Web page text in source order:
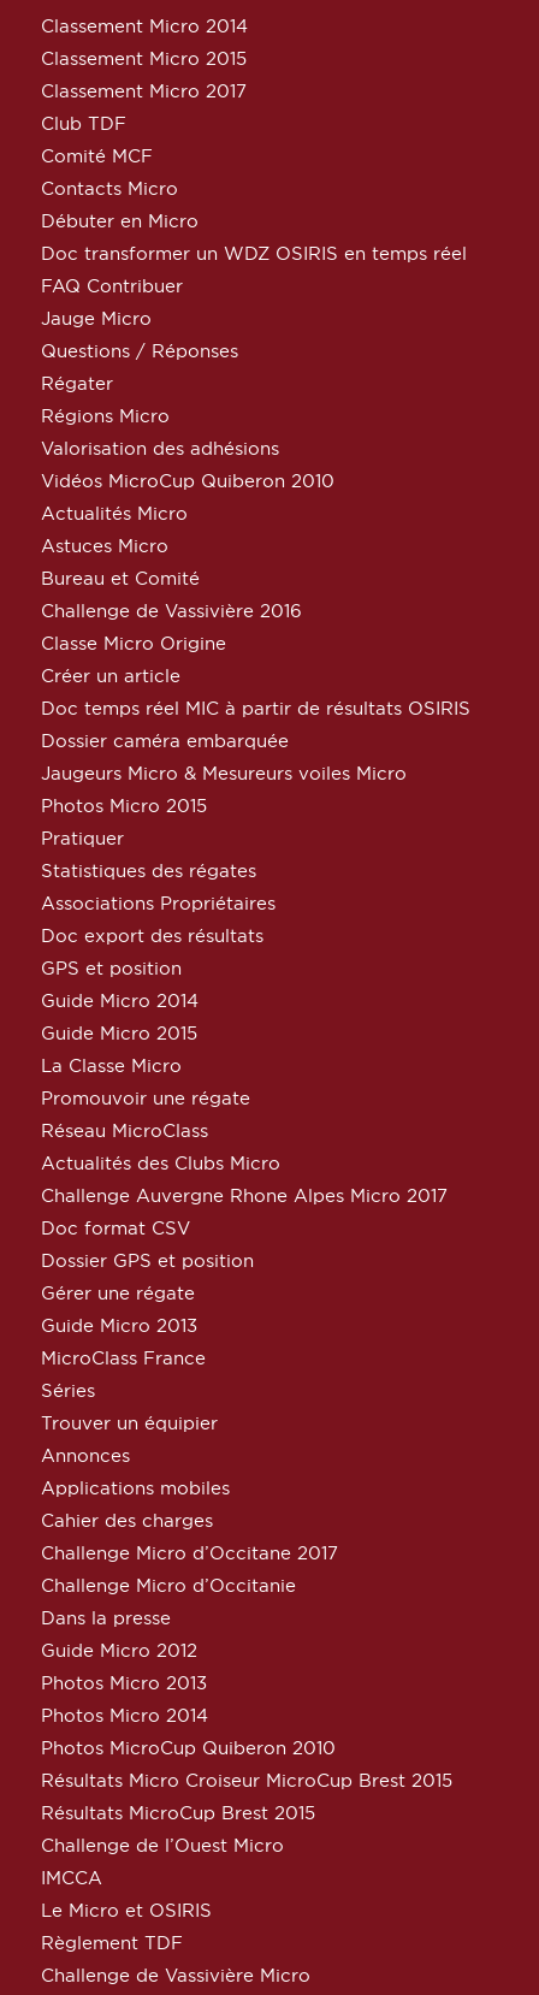
Classement Micro 2014
Classement Micro 2015
Classement Micro 2017
Club TDF
Comité MCF
Contacts Micro
Débuter en Micro
Doc transformer un WDZ OSIRIS en temps réel
FAQ Contribuer
Jauge Micro
Questions / Réponses
Régater
Régions Micro
Valorisation des adhésions
Vidéos MicroCup Quiberon 2010
Actualités Micro
Astuces Micro
Bureau et Comité
Challenge de Vassivière 2016
Classe Micro Origine
Créer un article
Doc temps réel MIC à partir de résultats OSIRIS
Dossier caméra embarquée
Jaugeurs Micro & Mesureurs voiles Micro
Photos Micro 2015
Pratiquer
Statistiques des régates
Associations Propriétaires
Doc export des résultats
GPS et position
Guide Micro 2014
Guide Micro 2015
La Classe Micro
Promouvoir une régate
Réseau MicroClass
Actualités des Clubs Micro
Challenge Auvergne Rhone Alpes Micro 2017
Doc format CSV
Dossier GPS et position
Gérer une régate
Guide Micro 2013
MicroClass France
Séries
Trouver un équipier
Annonces
Applications mobiles
Cahier des charges
Challenge Micro d’Occitane 2017
Challenge Micro d’Occitanie
Dans la presse
Guide Micro 2012
Photos Micro 2013
Photos Micro 2014
Photos MicroCup Quiberon 2010
Résultats Micro Croiseur MicroCup Brest 2015
Résultats MicroCup Brest 2015
Challenge de l’Ouest Micro
IMCCA
Le Micro et OSIRIS
Règlement TDF
Challenge de Vassivière Micro